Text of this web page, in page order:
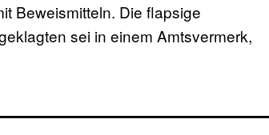
Beweismitteln. Die flapsige
sei in einem Amtsvermerk,